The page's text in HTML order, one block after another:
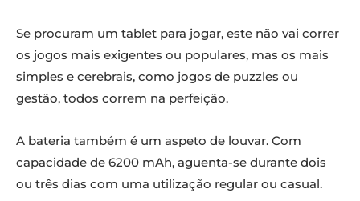
Se procuram um tablet para jogar, este não vai correr
os jogos mais exigentes ou populares, mas os mais
simples e cerebrais, como jogos de puzzles ou
gestão, todos correm na perfeição.
A bateria também é um aspeto de louvar. Com
capacidade de 6200 mAh, aguenta-se durante dois
ou três dias com uma utilização regular ou casual.